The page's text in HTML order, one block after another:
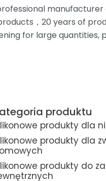
，20 years of
for large quantities,
produktu
produkty dla
produkty dla
produkty do